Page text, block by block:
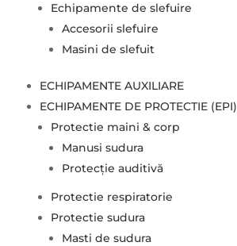
Echipamente de slefuire
Accesorii slefuire
Masini de slefuit
ECHIPAMENTE AUXILIARE
ECHIPAMENTE DE PROTECTIE (EPI)
Protectie maini & corp
Manusi sudura
Protecție auditivă
Protectie respiratorie
Protectie sudura
Masti de sudura